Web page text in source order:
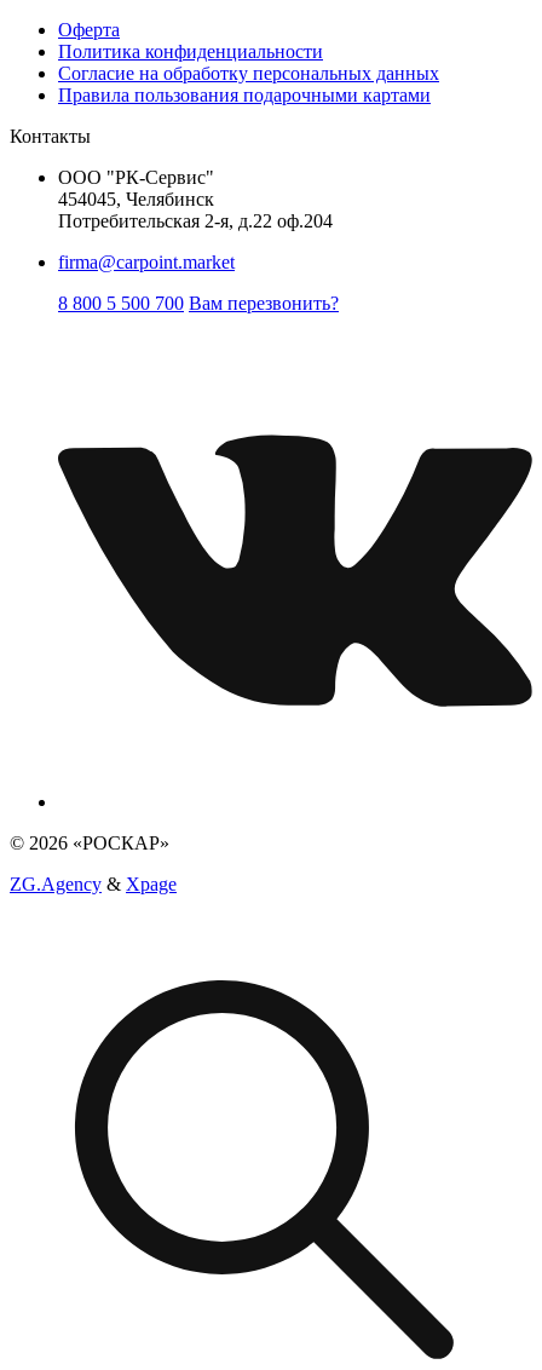
Оферта
Политика конфиденциальности
Согласие на обработку персональных данных
Правила пользования подарочными картами
Контакты
ООО "РК-Сервис"
454045, Челябинск
Потребительская 2-я, д.22 оф.204
firma@carpoint.market
8 800 5 500 700 Вам перезвонить?
© 2026 «РОСКАР»
ZG.Agency & Xpage